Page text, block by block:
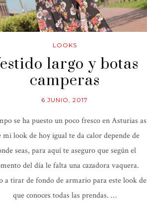
LOOKS
largo y botas
camperas
6 JUNIO, 2017
se ha puesto un poco fresco en Asturias
mi look de hoy igual te da calor depende de
seas, para aquí te aseguro que según el
del día le falta una cazadora vaquera.
a tirar de fondo de armario para este look
que conoces todas las prendas. …